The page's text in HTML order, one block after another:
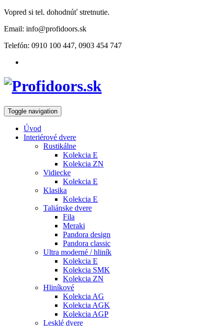
Vopred si tel. dohodnúť stretnutie.
Email: info@profidoors.sk
Telefón: 0910 100 447, 0903 454 747
Toggle navigation
Úvod
Interiérové dvere
Rustikálne
Kolekcia E
Kolekcia ZN
Vidiecke
Kolekcia E
Klasika
Kolekcia E
Taliánske dvere
Fila
Meraki
Pandora design
Pandora classic
Ultra moderné / hliník
Kolekcia E
Kolekcia SMK
Kolekcia ZN
Hliníkové
Kolekcia AG
Kolekcia AGK
Kolekcia AGP
Lesklé dvere